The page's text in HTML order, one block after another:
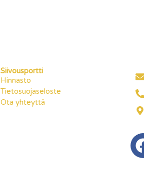
Siivousportti
Hinnasto
Tietosuojaseloste
Ota yhteyttä